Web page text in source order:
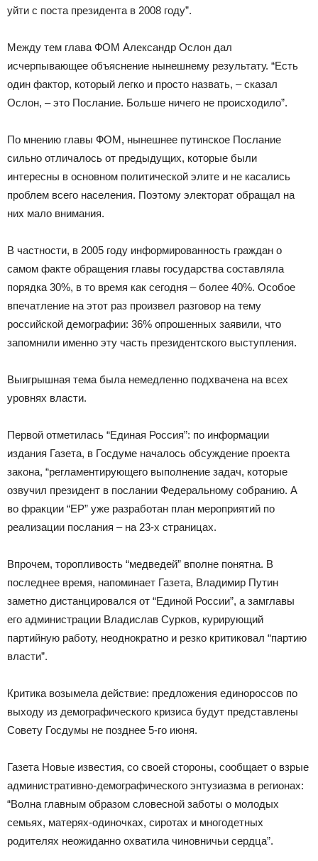
уйти с поста президента в 2008 году”.
Между тем глава ФОМ Александр Ослон дал
исчерпывающее объяснение нынешнему результату. “Есть
один фактор, который легко и просто назвать, – сказал
Ослон, – это Послание. Больше ничего не происходило”.
По мнению главы ФОМ, нынешнее путинское Послание
сильно отличалось от предыдущих, которые были
интересны в основном политической элите и не касались
проблем всего населения. Поэтому электорат обращал на
них мало внимания.
В частности, в 2005 году информированность граждан о
самом факте обращения главы государства составляла
порядка 30%, в то время как сегодня – более 40%. Особое
впечатление на этот раз произвел разговор на тему
российской демографии: 36% опрошенных заявили, что
запомнили именно эту часть президентского выступления.
Выигрышная тема была немедленно подхвачена на всех
уровнях власти.
Первой отметилась “Единая Россия”: по информации
издания Газета, в Госдуме началось обсуждение проекта
закона, “регламентирующего выполнение задач, которые
озвучил президент в послании Федеральному собранию. А
во фракции “ЕР” уже разработан план мероприятий по
реализации послания – на 23-х страницах.
Впрочем, торопливость “медведей” вполне понятна. В
последнее время, напоминает Газета, Владимир Путин
заметно дистанцировался от “Единой России”, а замглавы
его администрации Владислав Сурков, курирующий
партийную работу, неоднократно и резко критиковал “партию
власти”.
Критика возымела действие: предложения единороссов по
выходу из демографического кризиса будут представлены
Совету Госдумы не позднее 5-го июня.
Газета Новые известия, со своей стороны, сообщает о взрые
административно-демографического энтузиазма в регионах:
“Волна главным образом словесной заботы о молодых
семьях, матерях-одиночках, сиротах и многодетных
родителях неожиданно охватила чиновничьи сердца”.